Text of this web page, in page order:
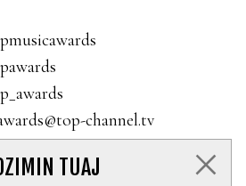
TUAJ
channel.tv